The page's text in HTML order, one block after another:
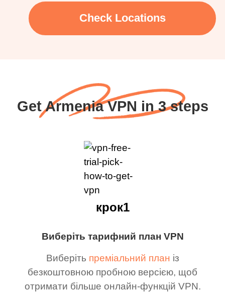
Check Locations
Get Armenia VPN in 3 steps
Виберіть тарифний план VPN
Виберіть преміальний план із
безкоштовною пробною версією, щоб
отримати більше онлайн-функцій VPN.
крок1